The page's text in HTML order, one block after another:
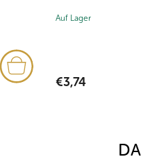
Auf Lager
€3,74